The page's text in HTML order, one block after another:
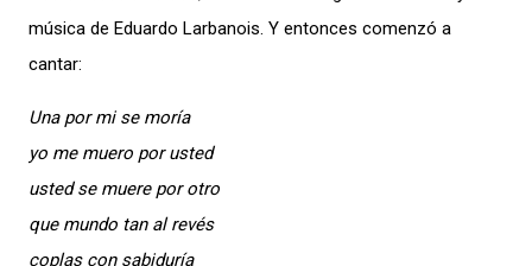
música de Eduardo Larbanois. Y entonces comenzó a
cantar:
Una por mi se moría
yo me muero por usted
usted se muere por otro
que mundo tan al revés
coplas con sabiduría